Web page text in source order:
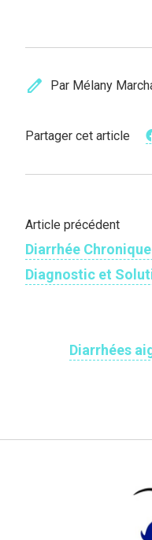
edit Par Mélany
Partager cet article
Article précédent
Diarrhée
Diagnostic et
Diarrhées